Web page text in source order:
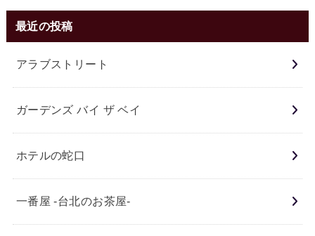
最近の投稿
アラブストリート
ガーデンズ バイ ザ ベイ
ホテルの蛇口
一番屋 -台北のお茶屋-